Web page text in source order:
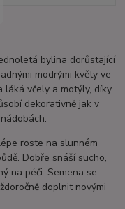
bylina dorůstající
modrými květy ve
láká včely a motýly, díky
dekorativně jak v
roste na slunném
Dobře snáší sucho,
na péči. Semena se
doplnit novými